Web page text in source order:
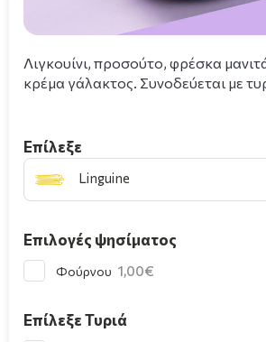
Λιγκουίνι, προσούτο, φρέσκα
κρέμα γάλακτος. Συνοδεύεται με
Επίλεξε
Linguine
Επιλογές ψησίματος
Φούρνου 1,00
Επίλεξε Τυριά